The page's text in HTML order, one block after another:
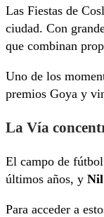
Las Fiestas de
ciudad. Con
que combinan
Uno de los
premios Goya y
La Vía
El campo de
últimos años, y
Para acceder a